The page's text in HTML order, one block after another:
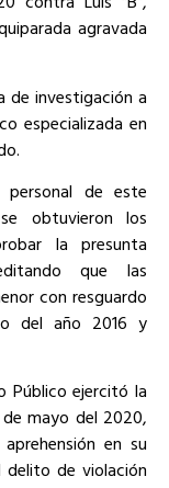
agravada
de investigación a
especializada en
de este
obtuvieron los
la presunta
que las
con resguardo
del año 2016 y
Público ejercitó la
de mayo del 2020,
en su
de violación